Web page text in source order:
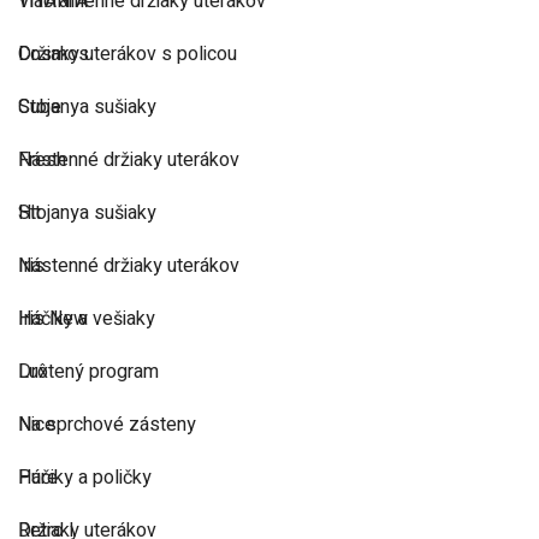
Cosmos
Cube
Fresh
Hit
Iris
Iris New
Lux
Nice
Pure
Retro I
Držiaky uterákov s policou
Stojanya sušiaky
Nástenné držiaky uterákov
Stojanya sušiaky
Nástenné držiaky uterákov
Háčiky a vešiaky
Drôtený program
Na sprchové zásteny
Háčiky a poličky
Držiaky uterákov